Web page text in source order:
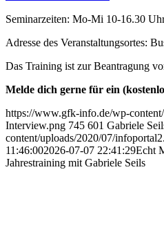
Seminarzeiten: Mo-Mi 10-16.30
Adresse des Veranstaltungsortes:
Das Training ist zur Beantragung
Melde dich gerne für ein
https://www.gfk-info.de/wp-
Interview.png 745 601 Gabriele
content/uploads/2020/07/
11:46:002026-07-07 22:41:29Echt
Jahrestraining mit Gabriele Seils